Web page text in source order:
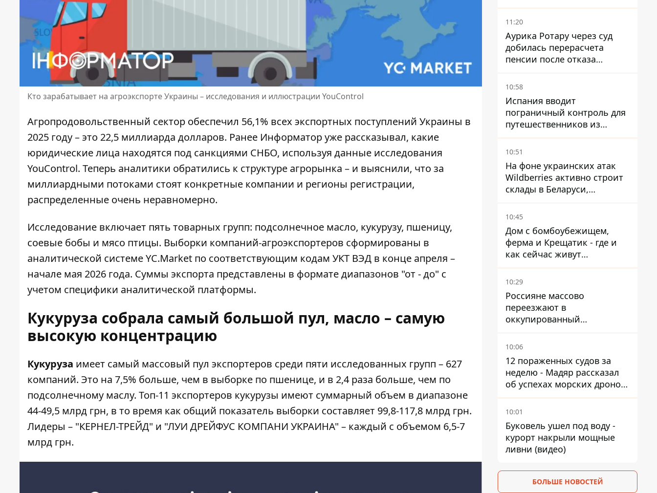
Кто зарабатывает на агроэкспорте Украины – исследования и иллюстрации YouControl
Агропродовольственный сектор обеспечил 56,1% всех экспортных поступлений Украины в
2025 году – это 22,5 миллиарда долларов. Ранее Информатор уже рассказывал, какие
юридические лица находятся под санкциями СНБО, используя данные исследования
YouControl. Теперь аналитики обратились к структуре агрорынка – и выяснили, что за
миллиардными потоками стоят конкретные компании и регионы регистрации,
распределенные очень неравномерно.
Исследование включает пять товарных групп: подсолнечное масло, кукурузу, пшеницу,
соевые бобы и мясо птицы. Выборки компаний-агроэкспортеров сформированы в
аналитической системе YC.Market по соответствующим кодам УКТ ВЭД в конце апреля –
начале мая 2026 года. Суммы экспорта представлены в формате диапазонов "от - до" с
учетом специфики аналитической платформы.
Кукуруза собрала самый большой пул, масло – самую
высокую концентрацию
Кукуруза имеет самый массовый пул экспортеров среди пяти исследованных групп – 627
компаний. Это на 7,5% больше, чем в выборке по пшенице, и в 2,4 раза больше, чем по
подсолнечному маслу. Топ-11 экспортеров кукурузы имеют суммарный объем в диапазоне
44-49,5 млрд грн, в то время как общий показатель выборки составляет 99,8-117,8 млрд грн.
Лидеры – "КЕРНЕЛ-ТРЕЙД" и "ЛУИ ДРЕЙФУС КОМПАНИ УКРАИНА" – каждый с объемом 6,5-7
млрд грн.
11:20
Аурика Ротару через суд
добилась перерасчета
пенсии после отказа
Пенсионного фонда
10:58
Испания вводит
пограничный контроль для
путешественников из
Италии из-за
миграционного конфликта
10:51
На фоне украинских атак
Wildberries активно строит
склады в Беларуси,
Казахстане, Узбекистане
10:45
Дом с бомбоубежищем,
ферма и Крещатик - где и
как сейчас живут
украинские знаменитости
10:29
Россияне массово
переезжают в
оккупированный
Мариуполь, а местных
оставляют без жилья
10:06
12 пораженных судов за
неделю - Мадяр рассказал
об успехах морских дронов
в Черном и Азовском морях
10:01
Буковель ушел под воду -
курорт накрыли мощные
ливни (видео)
БОЛЬШЕ НОВОСТЕЙ